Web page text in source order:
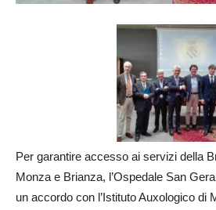
Per garantire accesso ai servizi della
Monza e Brianza, l’Ospedale San
un accordo con l’Istituto Auxologico di